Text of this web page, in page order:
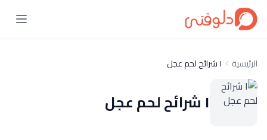
الرئيسية ١ شرائح لحم عجل
١ شرائح لحم عجل